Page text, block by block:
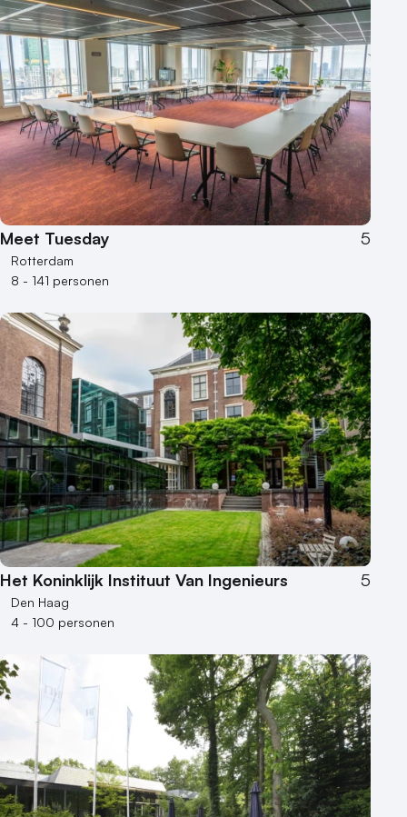
Meet Tuesday 5
Rotterdam
8 - 141 personen
Het Koninklijk Instituut Van Ingenieurs 5
Den Haag
4 - 100 personen